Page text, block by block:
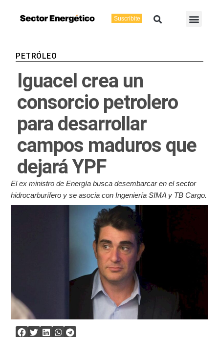
Suscribite Buscar
PETRÓLEO
Iguacel crea un
consorcio petrolero
para desarrollar
campos maduros que
dejará YPF
El ex ministro de Energía busca desembarcar en el sector
hidrocarburífero y se asocia con Ingeniería SIMA y TB Cargo.